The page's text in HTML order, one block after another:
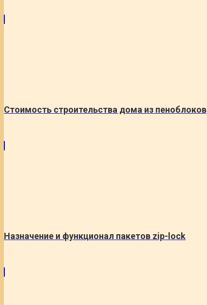
Стоимость строительства дома из пеноблоков
Назначение и функционал пакетов zip-lock